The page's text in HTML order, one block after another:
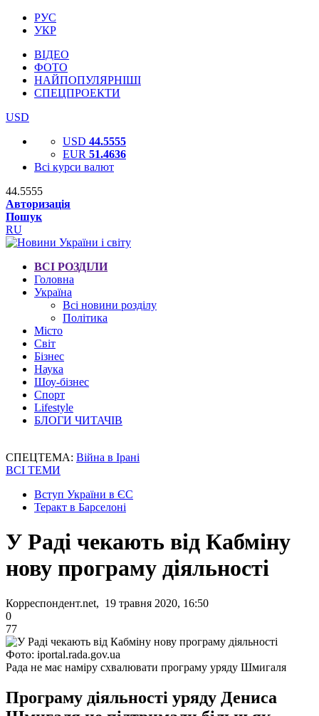
РУС
УКР
ВІДЕО
ФОТО
НАЙПОПУЛЯРНІШІ
СПЕЦПРОЕКТИ
USD
USD 44.5555
EUR 51.4636
Всі курси валют
44.5555
Авторизація
Пошук
RU
ВСІ РОЗДІЛИ
Головна
Україна
Всі новини розділу
Політика
Місто
Світ
Бізнес
Наука
Шоу-бізнес
Спорт
Lifestyle
БЛОГИ ЧИТАЧІВ
СПЕЦТЕМА: Війна в Ірані
ВСІ ТЕМИ
Вступ України в ЄС
Теракт в Барселоні
У Раді чекають від Кабміну
нову програму діяльності
Корреспондент.net, 19 травня 2020, 16:50
0
77
Фото: iportal.rada.gov.ua
Рада не має наміру схвалювати програму уряду Шмигаля
Програму діяльності уряду Дениса